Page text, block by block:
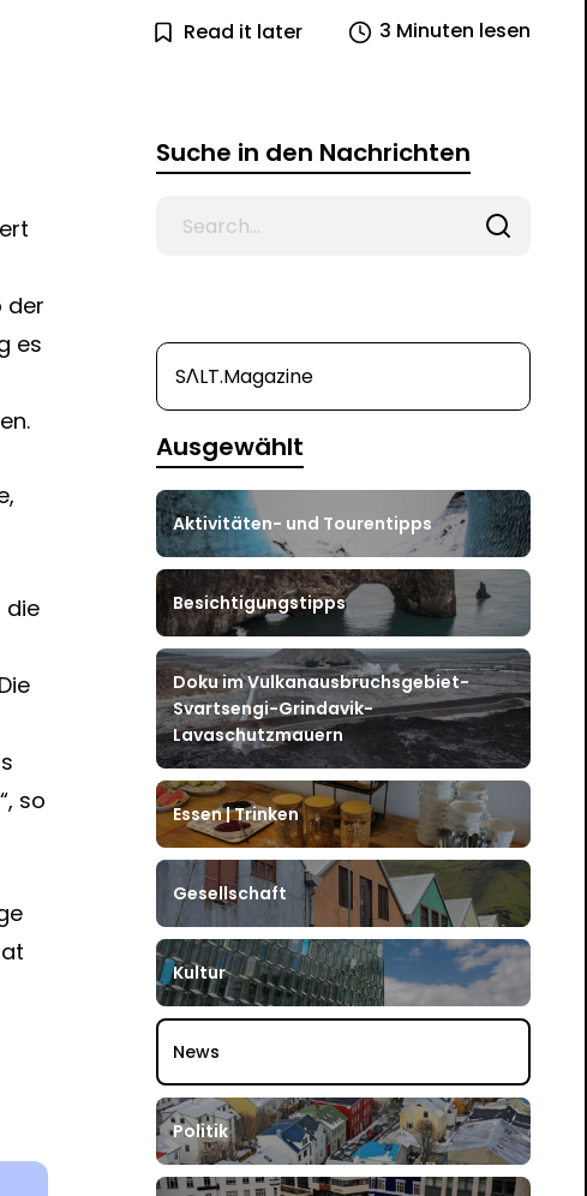
Read it later 3 Minuten lesen
der
es
die
so
Suche in den Nachrichten
SΛLT.Magazine
Ausgewählt
Aktivitäten- und Tourentipps
Besichtigungstipps
Doku im Vulkanausbruchsgebiet-
Svartsengi-Grindavik-
Lavaschutzmauern
Essen | Trinken
Gesellschaft
Kultur
News
Politik